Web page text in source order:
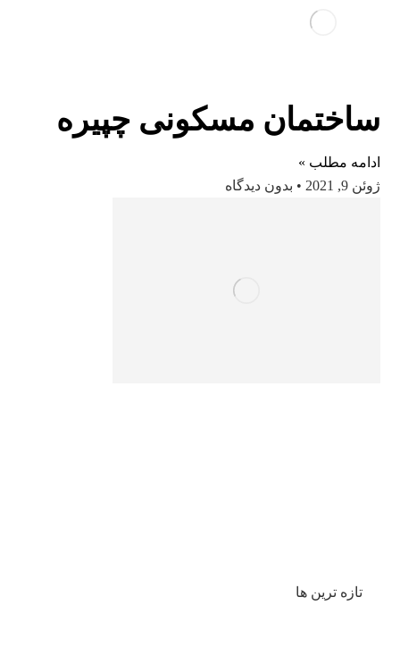
ساختمان مسکونی چپیره
ادامه مطلب »
ژوئن 9, 2021
بدون دیدگاه
تازه ترین ها